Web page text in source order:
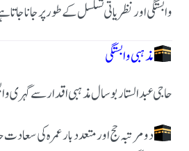
وابستگی اور نظریاتی تسلسل کے طور پر جانا
مذہبی وابستگی
حاجی عبدالستار بوسال مذہبی اقدار سے گہری
دو مرتبہ حج اور متعد دبار عمرہ کی